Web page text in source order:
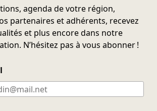
agenda de votre région,
partenaires et adhérents, recevez
et plus encore dans notre
N’hésitez pas à vous abonner !